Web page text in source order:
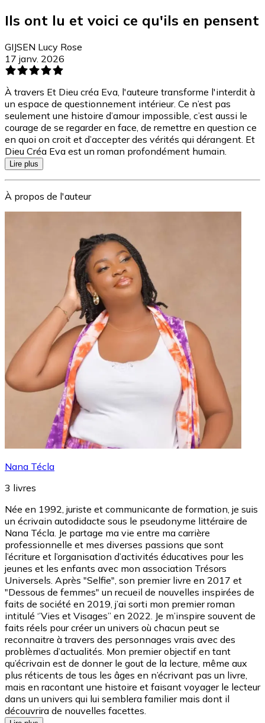
Ils ont lu et voici ce qu'ils en pensent
GIJSEN Lucy Rose
17 janv. 2026
À travers Et Dieu créa Eva, l'auteure transforme l'interdit à
un espace de questionnement intérieur. Ce n’est pas
seulement une histoire d’amour impossible, c’est aussi le
courage de se regarder en face, de remettre en question ce
en quoi on croit et d’accepter des vérités qui dérangent. Et
Dieu Créa Eva est un roman profondément humain.
Lire plus
À propos de l'auteur
Nana Técla
3 livres
Née en 1992, juriste et communicante de formation, je suis
un écrivain autodidacte sous le pseudonyme littéraire de
Nana Técla. Je partage ma vie entre ma carrière
professionnelle et mes diverses passions que sont
l’écriture et l’organisation d’activités éducatives pour les
jeunes et les enfants avec mon association Trésors
Universels. Après "Selfie", son premier livre en 2017 et
"Dessous de femmes" un recueil de nouvelles inspirées de
faits de société en 2019, j’ai sorti mon premier roman
intitulé ‘’Vies et Visages’’ en 2022. Je m’inspire souvent de
faits réels pour créer un univers où chacun peut se
reconnaitre à travers des personnages vrais avec des
problèmes d’actualités. Mon premier objectif en tant
qu’écrivain est de donner le gout de la lecture, même aux
plus réticents de tous les âges en n’écrivant pas un livre,
mais en racontant une histoire et faisant voyager le lecteur
dans un univers qui lui semblera familier mais dont il
découvrira de nouvelles facettes.